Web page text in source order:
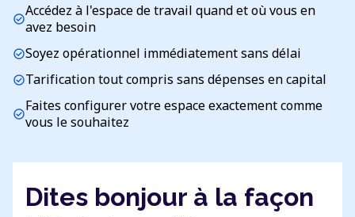
check_circleAccédez à l'espace de travail quand et où vous en
avez besoin
check_circleSoyez opérationnel immédiatement sans délai
check_circleTarification tout compris sans dépenses en capital
check_circleFaites configurer votre espace exactement comme
vous le souhaitez
Dites bonjour à la façon